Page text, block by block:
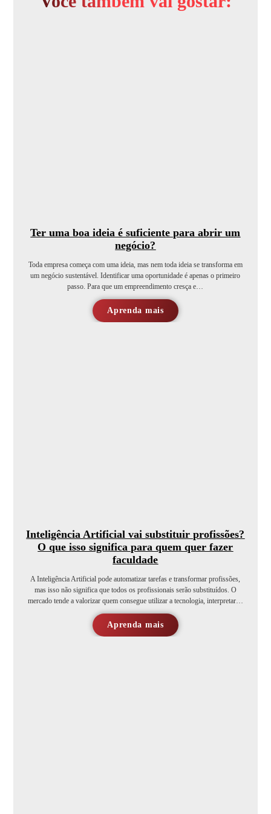
Ter uma boa ideia é suficiente para abrir um
negócio?
Toda empresa começa com uma ideia, mas nem toda ideia se transforma em
um negócio sustentável. Identificar uma oportunidade é apenas o primeiro
passo. Para que um empreendimento cresça e…
Aprenda mais
Inteligência Artificial vai substituir profissões?
O que isso significa para quem quer fazer
faculdade
A Inteligência Artificial pode automatizar tarefas e transformar profissões,
mas isso não significa que todos os profissionais serão substituídos. O
mercado tende a valorizar quem consegue utilizar a tecnologia, interpretar…
Aprenda mais